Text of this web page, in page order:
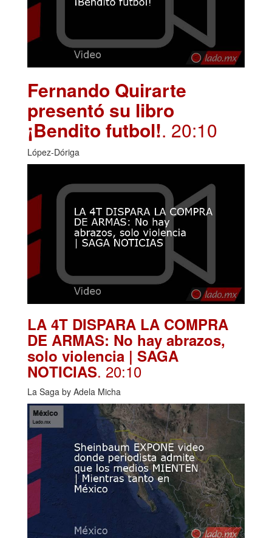
Fernando Quirarte
presentó su libro
¡Bendito futbol!. 20:10
López-Dóriga
LA 4T DISPARA LA COMPRA
DE ARMAS: No hay abrazos,
solo violencia | SAGA
NOTICIAS. 20:10
La Saga by Adela Micha